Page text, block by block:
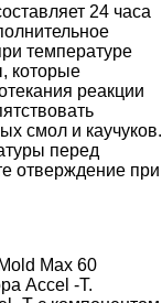
24 часа
температуре
которые
реакции
смол и каучуков.
перед
отверждение при
Max 60
Accel -T.